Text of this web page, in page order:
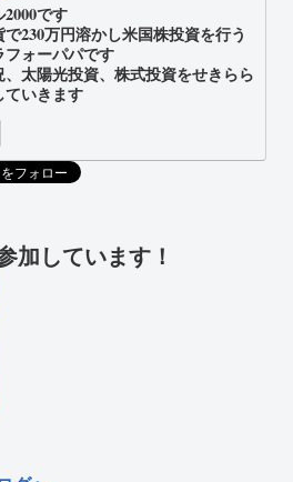
2000です
230万円溶かし米国株投資を行う
フォーパパです
、太陽光投資、株式投資をせきらら
ていきます
加しています！